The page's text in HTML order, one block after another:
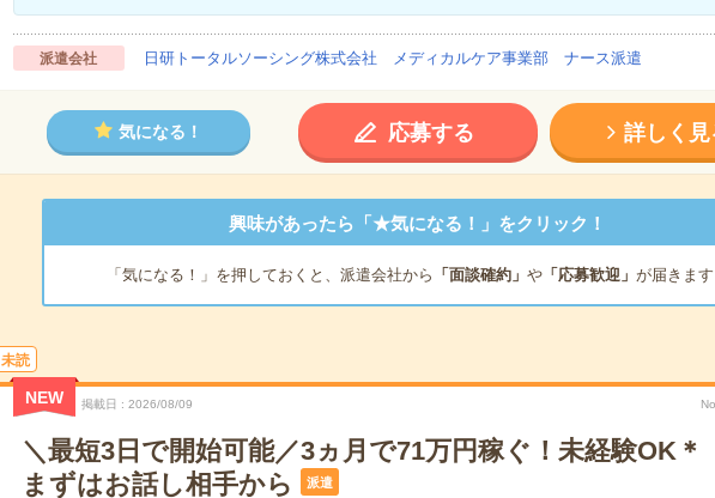
派遣会社 日研トータルソーシング株式会社 メディカルケア事業部 ナース派遣
気になる！ 応募する 詳しく見
興味があったら「★気になる！」をクリック！
「気になる！」を押しておくと、派遣会社から 「面談確約」 や「応募歓迎」 が届きます
未読
NEW 掲載日 2026/08/09
＼最短3日で開始可能／3ヵ月で71万円稼ぐ！未経験OK＊
まずはお話し相手から
派遣